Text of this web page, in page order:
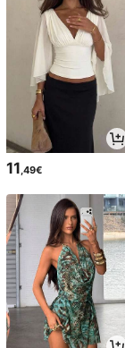
11 ,49€